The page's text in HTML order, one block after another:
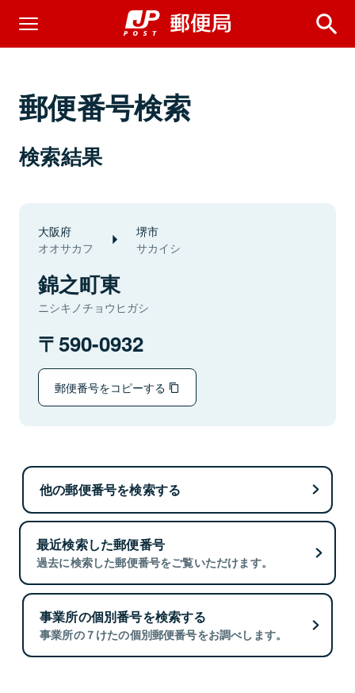
郵便番号検索
検索結果
大阪府
オオサカフ
堺市
サカイシ
錦之町東
ニシキノチョウヒガシ
590-0932
郵便番号をコピーする
他の郵便番号を検索する
最近検索した郵便番号
過去に検索した郵便番号をご覧いただけます。
事業所の個別番号を検索する
事業所の７けたの個別郵便番号をお調べします。